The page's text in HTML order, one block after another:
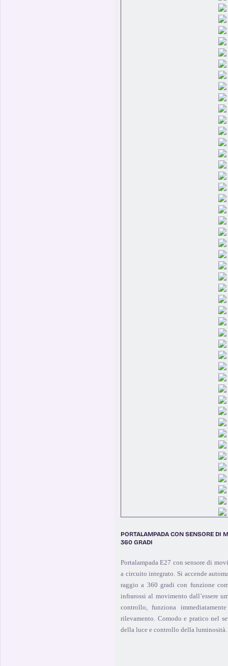
PORTALAMPADA CON SENSORE DI
360 GRADI
Portalampada E27 con sensore di
a circuito integrato. Si accende
raggio a 360 gradi con funzione
infrarossi al movimento dall’essere
controllo, funziona
rilevamento. Comodo e pratico nel
della luce e controllo della